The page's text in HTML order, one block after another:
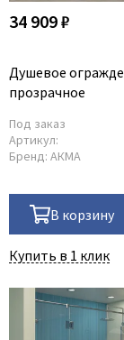
34 909 ₽
Душевое
прозрачное
Под заказ
Артикул:
Бренд: АКМА
В корзину
Купить в 1 клик